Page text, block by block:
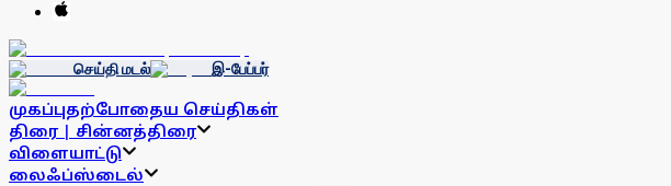
செய்தி மடல் இ-பேப்பர்
முகப்புதற்போதைய செய்திகள்
திரை | சின்னத்திரை
விளையாட்டு
லைஃப்ஸ்டைல்